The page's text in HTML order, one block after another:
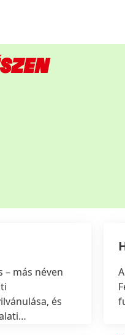
– más néven
és